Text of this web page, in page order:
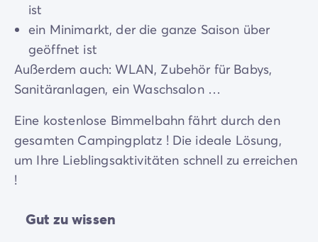
ist
ein Minimarkt, der die ganze Saison über
geöffnet ist
Außerdem auch: WLAN, Zubehör für Babys,
Sanitäranlagen, ein Waschsalon …
Eine kostenlose Bimmelbahn fährt durch den
gesamten Campingplatz ! Die ideale Lösung,
um Ihre Lieblingsaktivitäten schnell zu erreichen
!
Gut zu wissen